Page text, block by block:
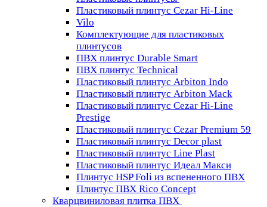
Пластиковый плинтус Cezar Hi-Line
Vilo
Комплектующие для пластиковых
плинтусов
ПВХ плинтус Durable Smart
ПВХ плинтус Technical
Пластиковый плинтус Arbiton Indo
Пластиковый плинтус Arbiton Mack
Пластиковый плинтус Cezar Hi-Line
Prestige
Пластиковый плинтус Cezar Premium 59
Пластиковый плинтус Decor plast
Пластиковый плинтус Line Plast
Пластиковый плинтус Идеал Макси
Плинтус HSP Foli из вспененного ПВХ
Плинтус ПВХ Rico Concept
Кварцвиниловая плитка ПВХ